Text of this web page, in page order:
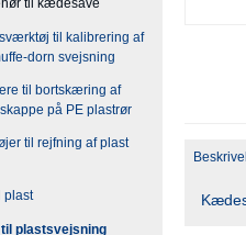
til kædesave
til kalibrering af
dorn svejsning
til bortskæring af
på PE plastrør
til rejfning af plast
plast
plastsvejsning